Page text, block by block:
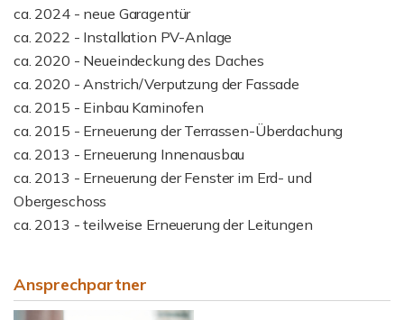
ca. 2024 - neue Garagentür
ca. 2022 - Installation PV-Anlage
ca. 2020 - Neueindeckung des Daches
ca. 2020 - Anstrich/Verputzung der Fassade
ca. 2015 - Einbau Kaminofen
ca. 2015 - Erneuerung der Terrassen-Überdachung
ca. 2013 - Erneuerung Innenausbau
ca. 2013 - Erneuerung der Fenster im Erd- und
Obergeschoss
ca. 2013 - teilweise Erneuerung der Leitungen
Ansprechpartner